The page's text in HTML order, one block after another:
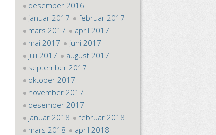
desember 2016
januar 2017
februar 2017
mars 2017
april 2017
mai 2017
juni 2017
juli 2017
august 2017
september 2017
oktober 2017
november 2017
desember 2017
januar 2018
februar 2018
mars 2018
april 2018